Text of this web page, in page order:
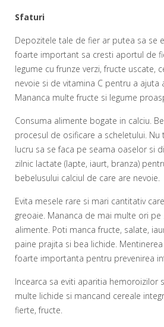
Sfaturi
Depozitele tale de fier ar putea sa se
foarte important sa cresti aportul de
legume cu frunze verzi, fructe uscate,
nevoie si de vitamina C pentru a ajuta
Mananca multe fructe si legume
Consuma alimente bogate in calciu.
procesul de osificare a scheletului.
lucru sa se faca pe seama oaselor si
zilnic lactate (lapte, iaurt, branza)
bebelusului calciul de care are nevoie.
Evita mesele rare si mari cantitativ
greoaie. Mananca de mai multe ori
alimente. Poti manca fructe, salate,
paine prajita si bea lichide.
foarte importanta pentru prevenirea
Incearca sa eviti aparitia hemoroizilor
multe lichide si mancand cereale
fierte, fructe.